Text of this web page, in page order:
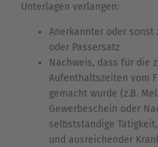
Unterlagen verlangen:
Anerkannter oder sonst
oder Passersatz
Nachweis, dass für die
Aufenthaltszeiten vom
gemacht wurde (z.B.
Gewerbeschein oder
selbstständige
und ausreichender